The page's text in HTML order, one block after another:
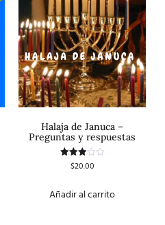
Halaja de Januca –
Preguntas y respuestas
Valorado
$20.00
Añadir al carrito